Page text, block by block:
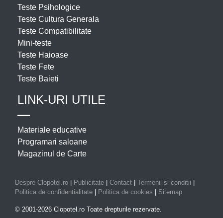
Teste Psihologice
Teste Cultura Generala
Teste Compatibilitate
Mini-teste
Teste Haioase
Teste Fete
Teste Baieti
LINK-URI UTILE
Materiale educative
Programari saloane
Magazinul de Carte
Despre Clopotel.ro Publicitate Contact Termenii si conditii
Politica de confidentialitate
Politica de cookies Sitemap
© 2001-2026 Clopotel.ro Toate drepturile rezervate.